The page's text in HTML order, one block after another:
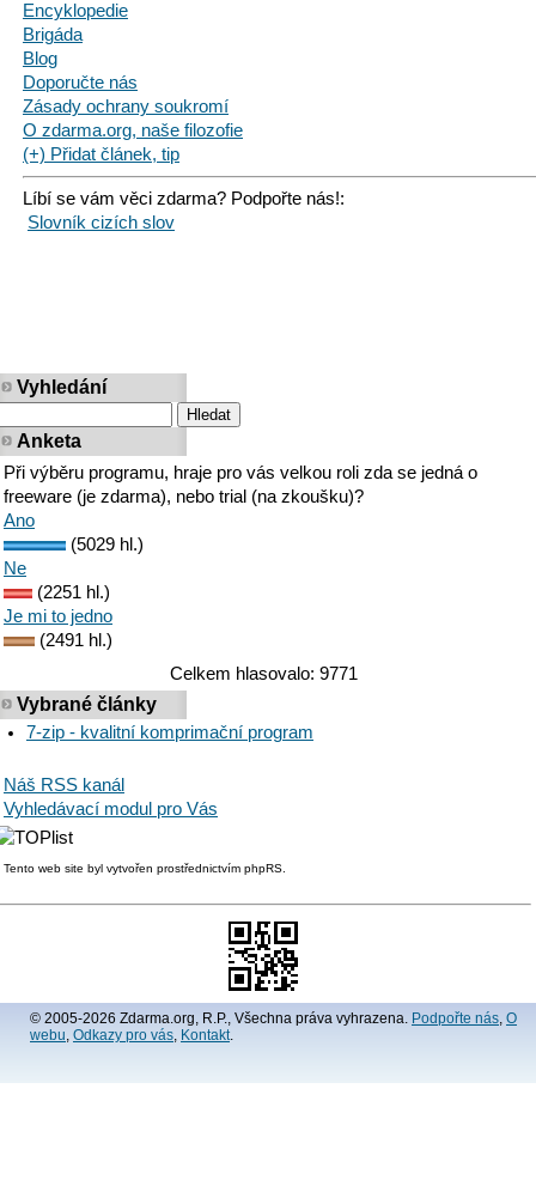
Encyklopedie
Brigáda
Blog
Doporučte nás
Zásady ochrany soukromí
O zdarma.org, naše filozofie
(+) Přidat článek, tip
Líbí se vám věci zdarma? Podpořte nás!:
Slovník cizích slov
Vyhledání
Anketa
Při výběru programu, hraje pro vás velkou roli zda se jedná o
freeware (je zdarma), nebo trial (na zkoušku)?
Ano
(5029 hl.)
Ne
(2251 hl.)
Je mi to jedno
(2491 hl.)
Celkem hlasovalo: 9771
Vybrané články
7-zip - kvalitní komprimační program
Náš RSS kanál
Vyhledávací modul pro Vás
Tento web site byl vytvořen prostřednictvím phpRS.
© 2005-2026 Zdarma.org, R.P., Všechna práva vyhrazena. Podpořte nás O
webu Odkazy pro vás Kontakt.